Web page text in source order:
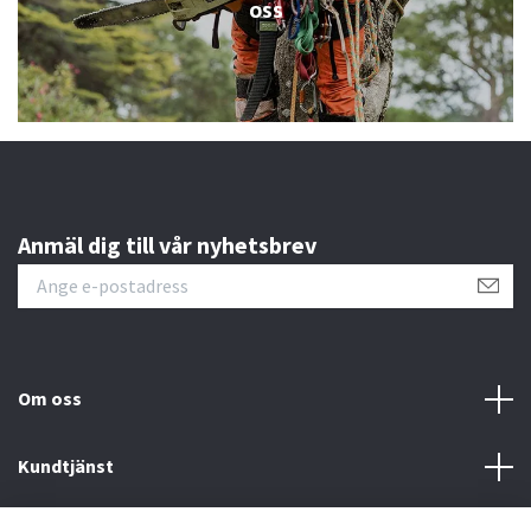
oss
Anmäl dig till vår nyhetsbrev
Om oss
Kundtjänst